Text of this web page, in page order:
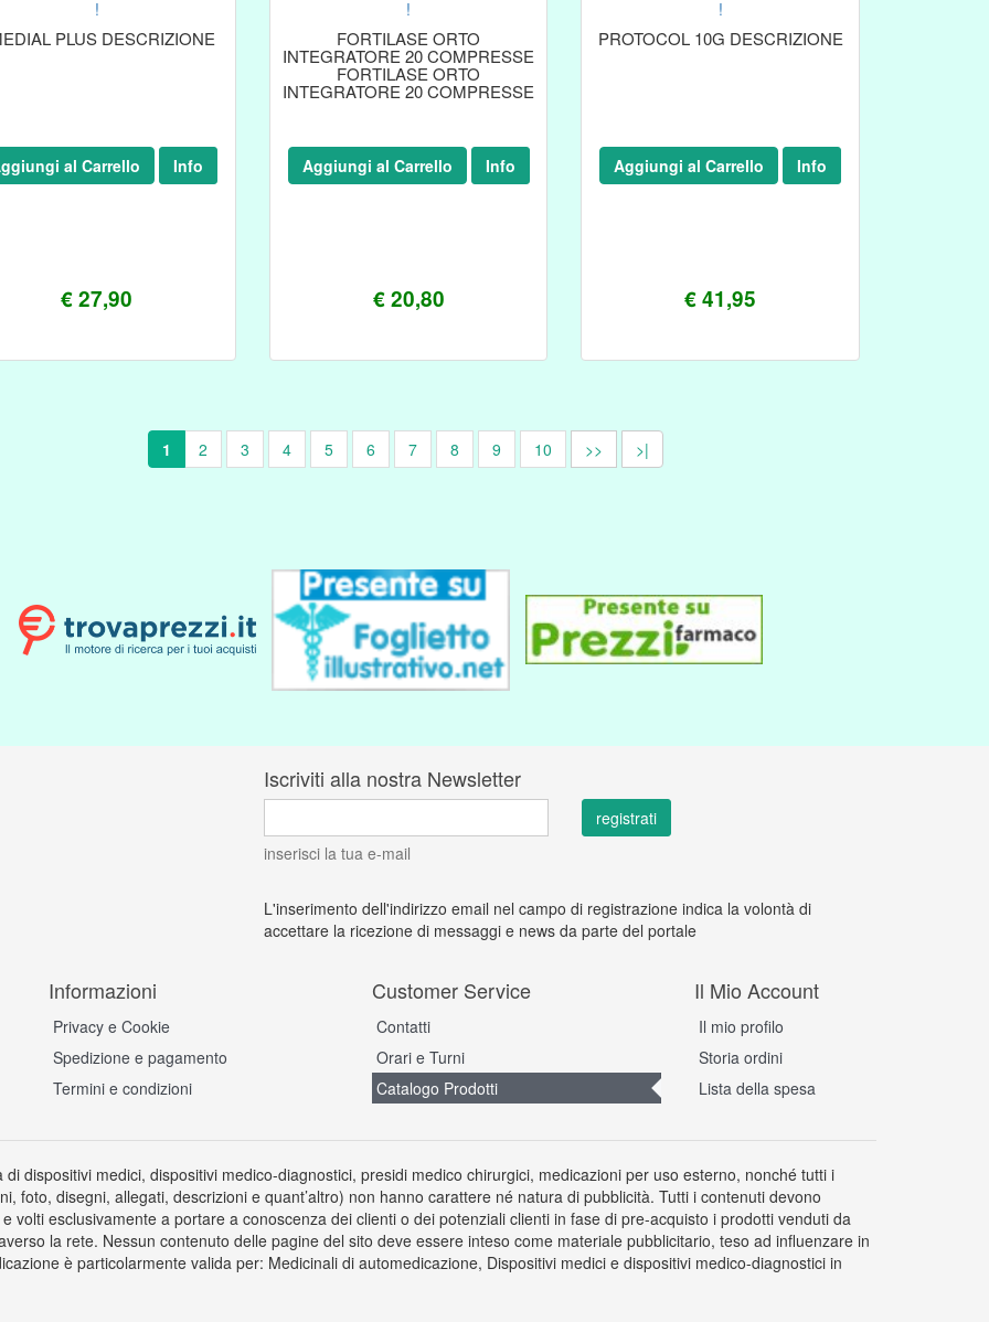
!
PLUS DESCRIZIONE
€ 27,90
al Carrello Info
!
FORTILASE ORTO
INTEGRATORE 20 COMPRESSE
FORTILASE ORTO
INTEGRATORE 20 COMPRESSE
€ 20,80
Aggiungi al Carrello Info
!
PROTOCOL 10G DESCRIZIONE
€ 41,95
Aggiungi al Carrello Info
1 2 3 4 5 6 7 8 9 10 >> >|
Iscriviti alla nostra Newsletter
inserisci la tua e-mail
L'inserimento dell'indirizzo email nel campo di registrazione indica la volontà di
accettare la ricezione di messaggi e news da parte del portale
Informazioni
Privacy e Cookie
Spedizione e pagamento
Termini e condizioni
Customer Service
Contatti
Orari e Turni
Catalogo Prodotti
Il Mio Account
Il mio profilo
Storia ordini
Lista della spesa
dispositivi medici, dispositivi medico-diagnostici, presidi medico chirurgici, medicazioni per uso esterno, nonché tutti i
foto, disegni, allegati, descrizioni e quant’altro) non hanno carattere né natura di pubblicità. Tutti i contenuti devono
volti esclusivamente a portare a conoscenza dei clienti o dei potenziali clienti in fase di pre-acquisto i prodotti venduti da
la rete. Nessun contenuto delle pagine del sito deve essere inteso come materiale pubblicitario, teso ad influenzare in
è particolarmente valida per: Medicinali di automedicazione, Dispositivi medici e dispositivi medico-diagnostici in